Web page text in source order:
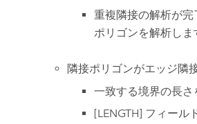
重複隣接の解析が
ポリゴンを解析しま
隣接ポリゴンがエッジ隣
一致する境界の長さ
[LENGTH] フィール